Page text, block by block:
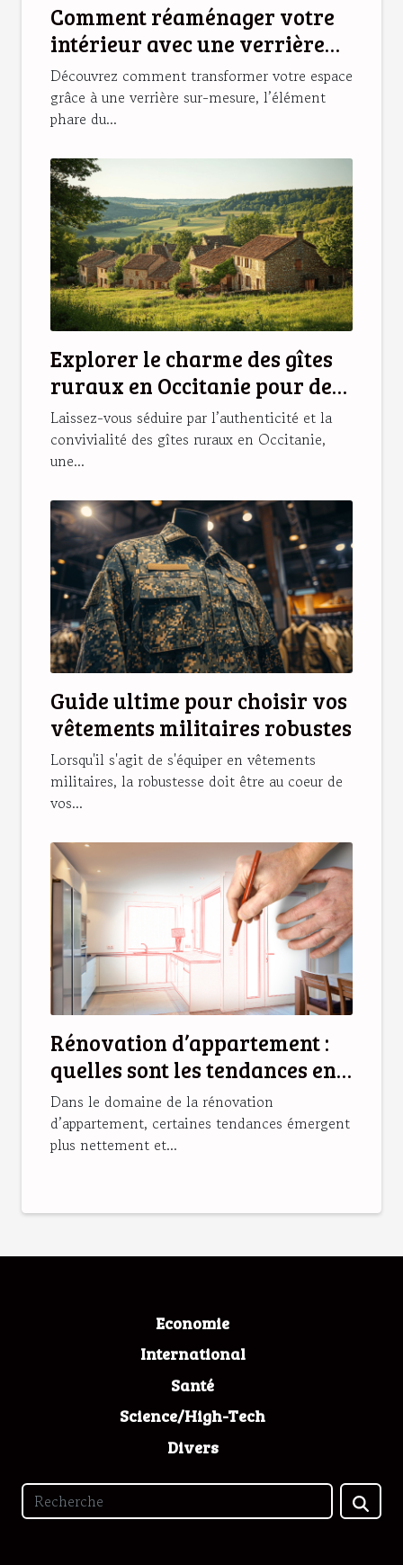
Comment réaménager votre
intérieur avec une verrière
sur-mesure ?
Découvrez comment transformer votre espace
grâce à une verrière sur-mesure, l’élément
phare du...
Explorer le charme des gîtes
ruraux en Occitanie pour des
vacances idéales
Laissez-vous séduire par l’authenticité et la
convivialité des gîtes ruraux en Occitanie,
une...
Guide ultime pour choisir vos
vêtements militaires robustes
Lorsqu'il s'agit de s'équiper en vêtements
militaires, la robustesse doit être au coeur de
vos...
Rénovation d’appartement :
quelles sont les tendances en
2025 ?
Dans le domaine de la rénovation
d’appartement, certaines tendances émergent
plus nettement et...
Economie
International
Santé
Science/High-Tech
Divers